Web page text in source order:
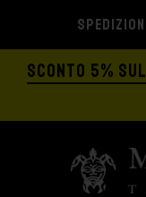
SCONTO 5%